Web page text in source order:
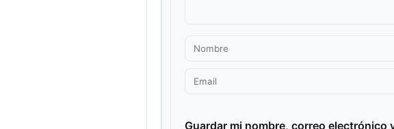
Guardar mi nombre, correo electrónico